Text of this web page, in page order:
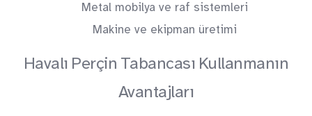
Metal mobilya ve raf sistemleri
Makine ve ekipman üretimi
Havalı Perçin Tabancası Kullanmanın
Avantajları